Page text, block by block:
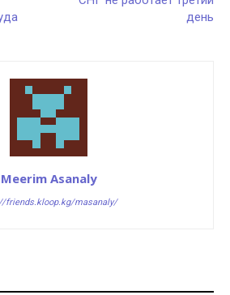
день
Meerim Asanaly
friends.kloop.kg/masanaly/